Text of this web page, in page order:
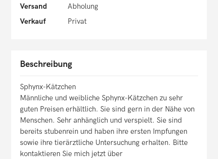
Versand
Abholung
Verkauf
Privat
Beschreibung
Sphynx-Kätzchen
Männliche und weibliche Sphynx-Kätzchen zu sehr
guten Preisen erhältlich. Sie sind gern in der Nähe von
Menschen. Sehr anhänglich und verspielt. Sie sind
bereits stubenrein und haben ihre ersten Impfungen
sowie ihre tierärztliche Untersuchung erhalten. Bitte
kontaktieren Sie mich jetzt über